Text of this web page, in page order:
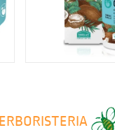
8,10 €
ERBORISTERIA